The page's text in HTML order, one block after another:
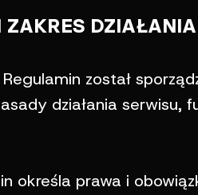
ZAKRES
Regulamin został
działania serwisu,
określa prawa i